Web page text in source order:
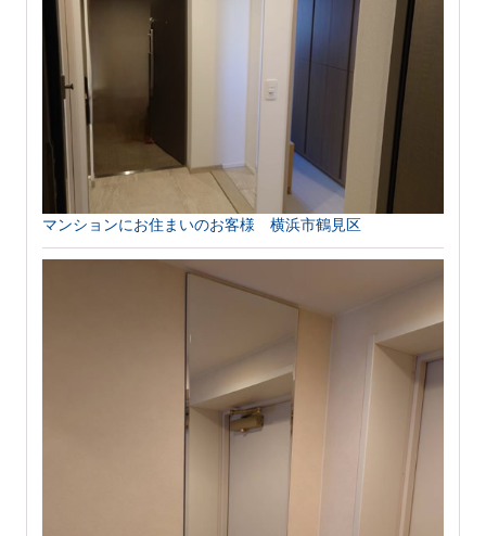
マンションにお住まいのお客様 横浜市鶴見区